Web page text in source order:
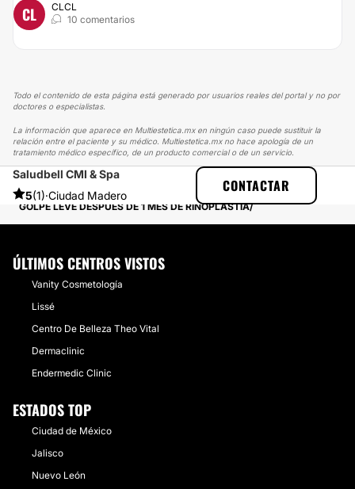
CL
CLCL
10 comentarios
Todo el contenido de esta página está generado por usuarios reales del portal y no por
doctores o especialistas.
La información que aparece en Multiestetica.mx en ningún caso puede sustituir la
relación entre el paciente y su médico. Multiestetica.mx no hace apología de un
tratamiento médico específico, de un producto comercial o de un servicio.
Saludbell CMI & Spa
5(1)·Ciudad Madero
CONTACTAR
MULTIESTETICA
EXPERIENCIAS
EXPERIENCIAS SOBRE RINOPLASTIA
GOLPE LEVE DESPUÉS DE 1 MES DE RINOPLASTIA
ÚLTIMOS CENTROS VISTOS
Vanity Cosmetología
Lissé
Centro De Belleza Theo Vital
Dermaclinic
Endermedic Clinic
ESTADOS TOP
Ciudad de México
Jalisco
Nuevo León